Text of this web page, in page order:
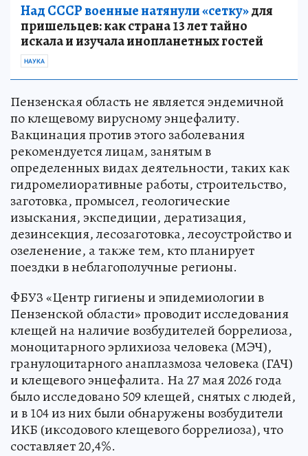
Над СССР военные натянули «сетку»для
пришельцев: как страна 13 лет тайно
искала и изучала инопланетных гостей
НАУКА
Пензенская область не является эндемичной
по клещевому вирусному энцефалиту.
Вакцинация против этого заболевания
рекомендуется лицам, занятым в
определенных видах деятельности, таких как
гидромелиоративные работы, строительство,
заготовка, промысел, геологические
изыскания, экспедиции, дератизация,
дезинсекция, лесозаготовка, лесоустройство и
озеленение, а также тем, кто планирует
поездки в неблагополучные регионы.
ФБУЗ «Центр гигиены и эпидемиологии в
Пензенской области» проводит исследования
клещей на наличие возбудителей боррелиоза,
моноцитарного эрлихиоза человека (МЭЧ),
гранулоцитарного анаплазмоза человека (ГАЧ)
и клещевого энцефалита. На 27 мая 2026 года
было исследовано 509 клещей, снятых с людей,
и в 104 из них были обнаружены возбудители
ИКБ (иксодового клещевого боррелиоза), что
составляет 20,4%.